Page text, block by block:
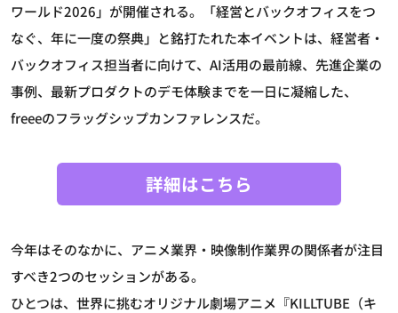
ワールド2026」が開催される。「経営とバックオフィスをつ
なぐ、年に一度の祭典」と銘打たれた本イベントは、経営者・
バックオフィス担当者に向けて、AI活用の最前線、先進企業の
事例、最新プロダクトのデモ体験までを一日に凝縮した、
freeeのフラッグシップカンファレンスだ。
詳細はこちら
今年はそのなかに、アニメ業界・映像制作業界の関係者が注目
すべき2つのセッションがある。
ひとつは、世界に挑むオリジナル劇場アニメ『KILLTUBE（キ